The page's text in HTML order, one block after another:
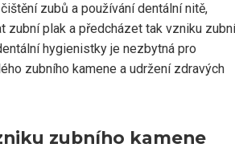
zubů a používání dentální nitě,
zubní plak a předcházet tak vzniku
hygienistky je nezbytná pro
zubního kamene a udržení zdravých
zubního kamene